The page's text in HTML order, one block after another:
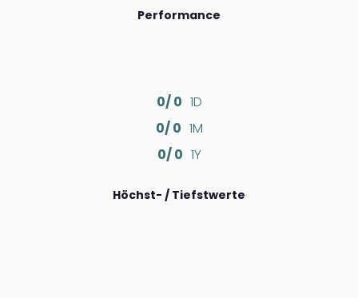
Performance
0/ 0 1D
0/ 0 1M
0/ 0 1Y
Höchst- / Tiefstwerte